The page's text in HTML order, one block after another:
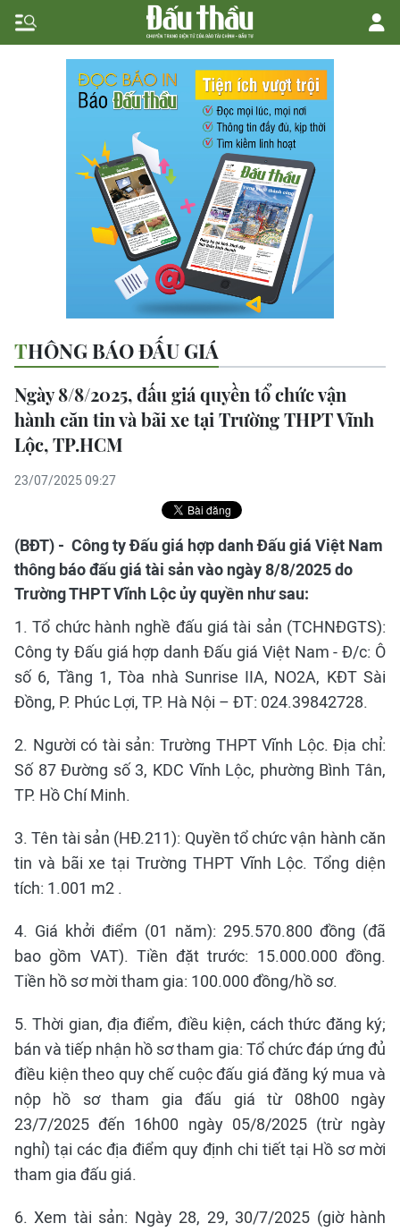
THÔNG BÁO ĐẤU GIÁ
Ngày 8/8/2025, đấu giá quyền tổ chức vận
hành căn tin và bãi xe tại Trường THPT Vĩnh
Lộc, TP.HCM
23/07/2025 09:27
(BĐT) - Công ty Đấu giá hợp danh Đấu giá Việt Nam
thông báo đấu giá tài sản vào ngày 8/8/2025 do
Trường THPT Vĩnh Lộc ủy quyền như sau:
1. Tổ chức hành nghề đấu giá tài sản (TCHNĐGTS):
Công ty Đấu giá hợp danh Đấu giá Việt Nam - Đ/c: Ô
số 6, Tầng 1, Tòa nhà Sunrise IIA, NO2A, KĐT Sài
Đồng, P. Phúc Lợi, TP. Hà Nội – ĐT: 024.39842728.
2. Người có tài sản: Trường THPT Vĩnh Lộc. Địa chỉ:
Số 87 Đường số 3, KDC Vĩnh Lộc, phường Bình Tân,
TP. Hồ Chí Minh.
3. Tên tài sản (HĐ.211): Quyền tổ chức vận hành căn
tin và bãi xe tại Trường THPT Vĩnh Lộc. Tổng diện
tích: 1.001 m2 .
4. Giá khởi điểm (01 năm): 295.570.800 đồng (đã
bao gồm VAT). Tiền đặt trước: 15.000.000 đồng.
Tiền hồ sơ mời tham gia: 100.000 đồng/hồ sơ.
5. Thời gian, địa điểm, điều kiện, cách thức đăng ký;
bán và tiếp nhận hồ sơ tham gia: Tổ chức đáp ứng đủ
điều kiện theo quy chế cuộc đấu giá đăng ký mua và
nộp hồ sơ tham gia đấu giá từ 08h00 ngày
23/7/2025 đến 16h00 ngày 05/8/2025 (trừ ngày
nghỉ) tại các địa điểm quy định chi tiết tại Hồ sơ mời
tham gia đấu giá.
6. Xem tài sản: Ngày 28, 29, 30/7/2025 (giờ hành